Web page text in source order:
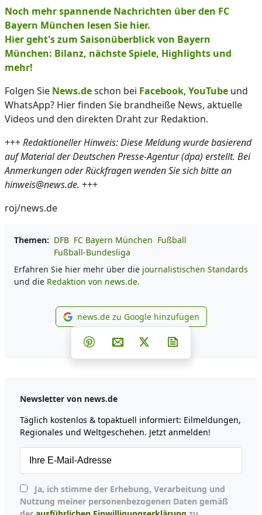
Noch mehr spannende Nachrichten über den FC
Bayern München lesen Sie hier.
Hier geht's zum Saisonüberblick von Bayern
München: Bilanz, nächste Spiele, Highlights und
mehr!
Folgen Sie News.deschon bei Facebook, YouTube und
WhatsApp? Hier finden Sie brandheiße News, aktuelle
Videos und den direkten Draht zur Redaktion.
+++Redaktioneller Hinweis: Diese Meldung wurde basierend
auf Material der Deutschen Presse-Agentur (dpa) erstellt. Bei
Anmerkungen oder Rückfragen wenden Sie sich bitte an
hinweis@news.de. +++
roj/news.de
Themen: DFB FC Bayern München Fußball
Fußball-Bundesliga
Erfahren Sie hier mehr über die journalistischen Standards
und die Redaktion von news.de.
news.de zu Google
news.de zu Google hinzufügen
Teilen auf Facebook
Teilen auf Whatsapp
Teilen auf Telegram
Teilen auf Pinterest
Per E-Mail teilen
Post auf X
Newsletter von news.de
Täglich kostenlos & topaktuell informiert: Eilmeldungen,
Regionales und Weltgeschehen. Jetzt anmelden!
Nutzung meiner personenbezogenen Daten gemäß